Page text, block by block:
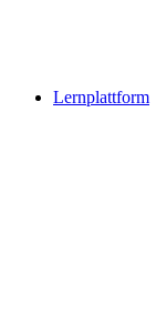
Lernplattform